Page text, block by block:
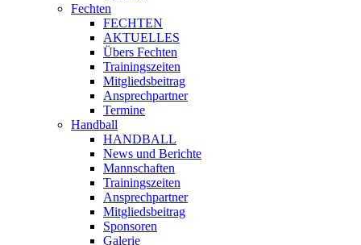
Fechten
FECHTEN
AKTUELLES
Übers Fechten
Trainingszeiten
Mitgliedsbeitrag
Ansprechpartner
Termine
Handball
HANDBALL
News und Berichte
Mannschaften
Trainingszeiten
Ansprechpartner
Mitgliedsbeitrag
Sponsoren
Galerie